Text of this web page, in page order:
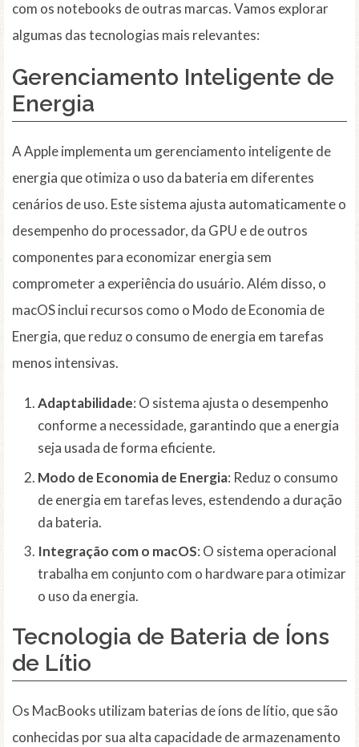
com os notebooks de outras marcas. Vamos explorar
algumas das tecnologias mais relevantes:
Gerenciamento Inteligente de
Energia
A Apple implementa um gerenciamento inteligente de
energia que otimiza o uso da bateria em diferentes
cenários de uso. Este sistema ajusta automaticamente o
desempenho do processador, da GPU e de outros
componentes para economizar energia sem
comprometer a experiência do usuário. Além disso, o
macOS inclui recursos como o Modo de Economia de
Energia, que reduz o consumo de energia em tarefas
menos intensivas.
Adaptabilidade: O sistema ajusta o desempenho
conforme a necessidade, garantindo que a energia
seja usada de forma eficiente.
Modo de Economia de Energia: Reduz o consumo
de energia em tarefas leves, estendendo a duração
da bateria.
Integração com o macOS: O sistema operacional
trabalha em conjunto com o hardware para otimizar
o uso da energia.
Tecnologia de Bateria de Íons
de Lítio
Os MacBooks utilizam baterias de íons de lítio, que são
conhecidas por sua alta capacidade de armazenamento